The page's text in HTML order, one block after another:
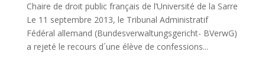
Chaire de droit public français de l’Université de la Sarre
Le 11 septembre 2013, le Tribunal Administratif
Fédéral allemand (Bundesverwaltungsgericht- BVerwG)
a rejeté le recours d´une élève de confessions...